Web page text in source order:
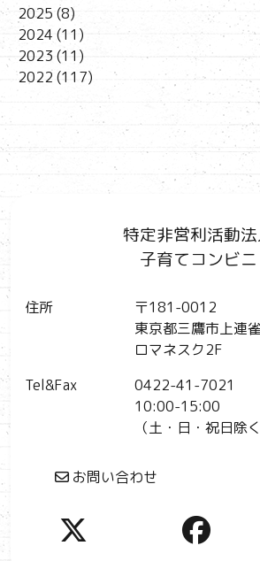
2025 (8)
2024 (11)
2023 (11)
2022 (117)
特定非営利活動
子育てコンビニ
住所
〒181-0012
東京都三鷹市上連
ロマネスク2F
Tel&Fax
0422-41-7021
10:00-15:00
（土・日・祝日除く
お問い合わせ